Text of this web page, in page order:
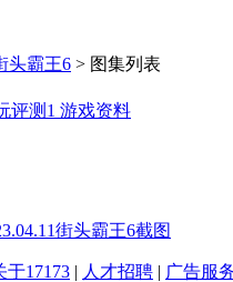
头霸王6 > 图集列表
评测 1 游戏资料
街头霸王6截图
于17173 | 人才招聘 | 广告服